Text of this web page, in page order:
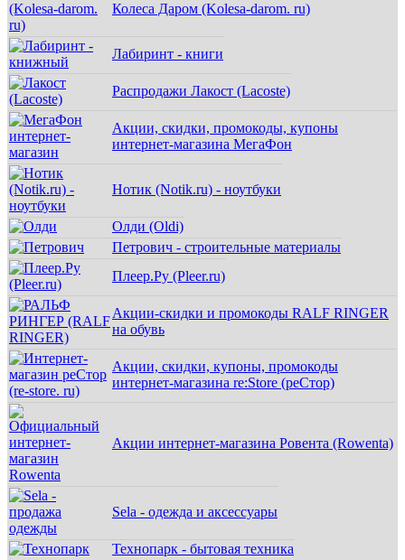
Колеса Даром (Kolesa-darom. ru)
Лабиринт - книги
Распродажи Лакост (Lacoste)
Акции, скидки, промокоды, купоны
интернет-магазина МегаФон
Нотик (Notik.ru) - ноутбуки
Олди (Oldi)
Петрович - строительные материалы
Плеер.Ру (Pleer.ru)
Акции-скидки и промокоды RALF RINGER
на обувь
Акции, скидки, купоны, промокоды
интернет-магазина re:Store (реСтор)
Акции интернет-магазина Ровента (Rowenta)
Sela - одежда и аксессуары
Технопарк - бытовая техника